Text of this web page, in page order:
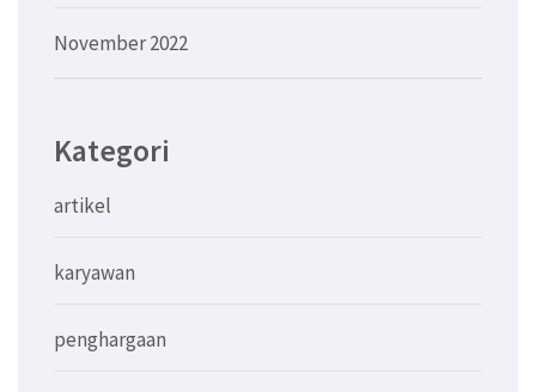
November 2022
Kategori
artikel
karyawan
penghargaan